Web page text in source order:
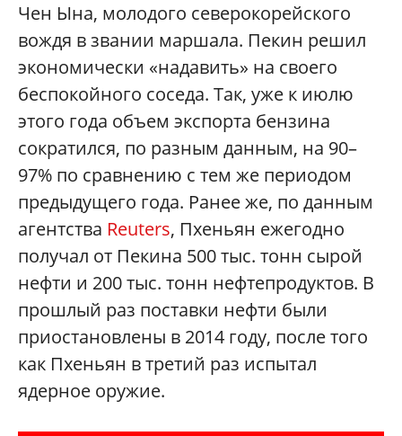
Чен Ына, молодого северокорейского
вождя в звании маршала. Пекин решил
экономически «надавить» на своего
беспокойного соседа. Так, уже к июлю
этого года объем экспорта бензина
сократился, по разным данным, на 90–
97% по сравнению с тем же периодом
предыдущего года. Ранее же, по данным
агентства Reuters, Пхеньян ежегодно
получал от Пекина 500 тыс. тонн сырой
нефти и 200 тыс. тонн нефтепродуктов. В
прошлый раз поставки нефти были
приостановлены в 2014 году, после того
как Пхеньян в третий раз испытал
ядерное оружие.